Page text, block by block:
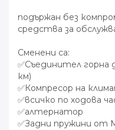
подържан без
средства за
Сменени са:
✅Съединител горна
км)
✅Компресор на
✅всичко по ходова
✅алтернатор
✅Задни пружини от